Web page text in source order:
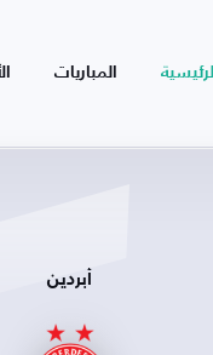
الرئيسية المباريات
أبردين